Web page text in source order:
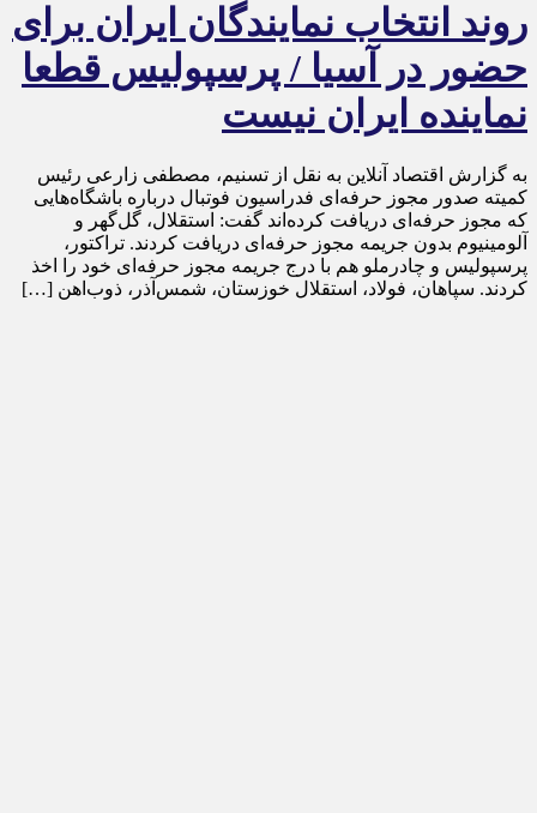
روند انتخاب نمایندگان ایران برای
حضور در آسیا / پرسپولیس قطعا
نماینده ایران نیست
به گزارش اقتصاد آنلاین به نقل از تسنیم، مصطفی زارعی رئیس
کمیته صدور مجوز حرفه‌ای فدراسیون فوتبال درباره باشگاه‌هایی
که مجوز حرفه‌ای دریافت کرده‌اند گفت: استقلال، گل‌گهر و
آلومینیوم بدون جریمه مجوز حرفه‌ای دریافت کردند. تراکتور،
پرسپولیس و چادرملو هم با درج جریمه مجوز حرفه‌ای خود را اخذ
کردند. سپاهان، فولاد، استقلال خوزستان، شمس‌آذر، ذوب‌اهن […]